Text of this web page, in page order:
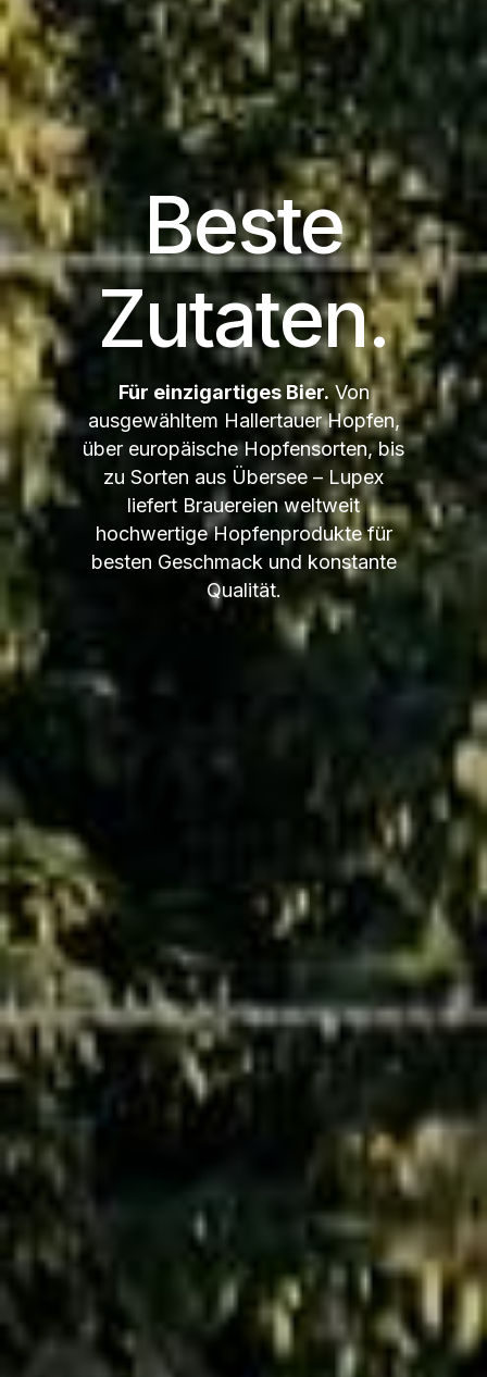
Beste
Zutaten.
Für einzigartiges Bier.Von
ausgewähltem Hallertauer Hopfen,
über europäische Hopfensorten, bis
zu Sorten aus Übersee – Lupex
liefert Brauereien weltweit
hochwertige Hopfenprodukte für
besten Geschmack und konstante
Qualität.